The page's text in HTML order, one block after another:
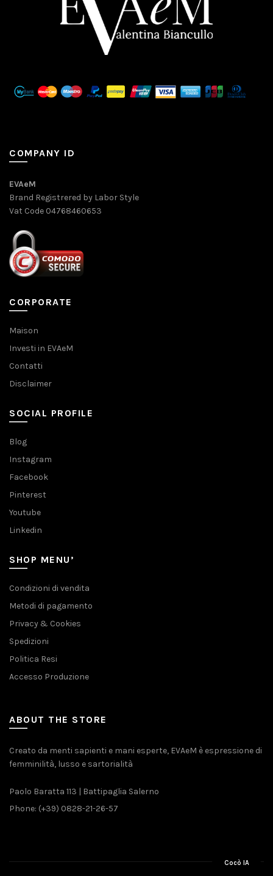
COMPANY ID
EVAeM
Brand Registrered by Labor Style
Vat Code 04768460653
CORPORATE
Maison
Investi in EVAeM
Contatti
Disclaimer
SOCIAL PROFILE
Blog
Instagram
Facebook
Pinterest
Youtube
Linkedin
SHOP MENU’
Condizioni di vendita
Metodi di pagamento
Privacy & Cookies
Spedizioni
Politica Resi
Accesso Produzione
ABOUT THE STORE
Creato da menti sapienti e mani esperte, EVAeM è espressione di
femminilità, lusso e sartorialità
Paolo Baratta 113 | Battipaglia Salerno
Phone: (+39) 0828-21-26-57
Cocò IA